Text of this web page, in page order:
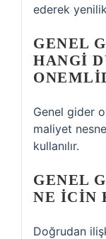
ederek
GENEL
HANGI
Genel gider
maliyet
kullanılır.
GENEL
NE ICIN
Doğrudan